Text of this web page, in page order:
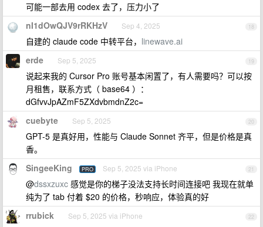
可能一部去用 codex 去了，压力小了
18
nI1dOwQJV9rRKHzV Sep 4, 2025
自建的 claude code 中转平台， linewave.ai
19
erde Sep 5, 2025
说起来我的 Cursor Pro 账号基本闲置了，有人需要吗？可以按
月租售，联系方式（ base64 ）：
dGfvvJpAZmF5ZXdvbmdnZ2c=
20
cuebyte Sep 5, 2025
GPT-5 是真好用，性能与 Claude Sonnet 齐平，但是价格是真
香。
21
SingeeKing PRO Sep 5, 2025 via iPhone
@dssxzuxc 感觉是你的梯子没法支持长时间连接吧 我现在就单
纯为了 tab 付着 $20 的价格，秒响应，体验真的好
22
rrubick Sep 5, 2025 via iPhone